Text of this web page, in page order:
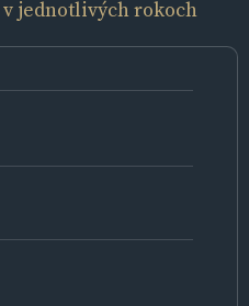
v jednotlivých rokoch